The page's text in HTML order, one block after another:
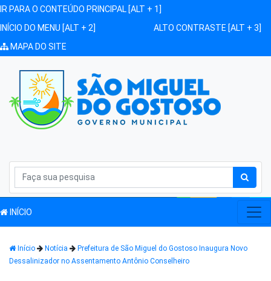
IR PARA O CONTEÚDO PRINCIPAL [ALT + 1]
INÍCIO DO MENU [ALT + 2]
ALTO CONTRASTE [ALT + 3]
MAPA DO SITE
INÍCIO
Início Notícia
Prefeitura de São Miguel do Gostoso Inaugura Novo
Dessalinizador no Assentamento Antônio Conselheiro